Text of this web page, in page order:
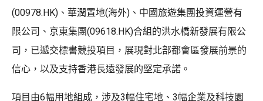
(00978.HK)、華潤置地(海外)、中國旅遊集團投資運營有
限公司、京東集團(09618.HK)合組的洪水橋新發展有限公
司，已遞交標書競投項目，展現對北部都會區發展前景的
信心，以及支持香港長遠發展的堅定承諾。
項目由6幅用地組成，涉及3幅住宅地、3幅企業及科技園